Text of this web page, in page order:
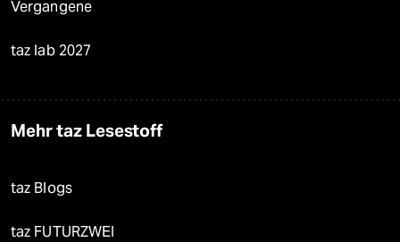
Vergangene
taz lab 2027
Mehr taz Lesestoff
taz Blogs
taz FUTURZWEI